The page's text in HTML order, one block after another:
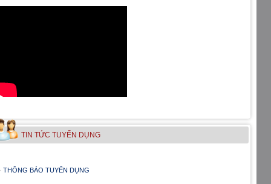
TIN TỨC TUYỂN DỤNG
THÔNG BÁO TUYỂN DỤNG